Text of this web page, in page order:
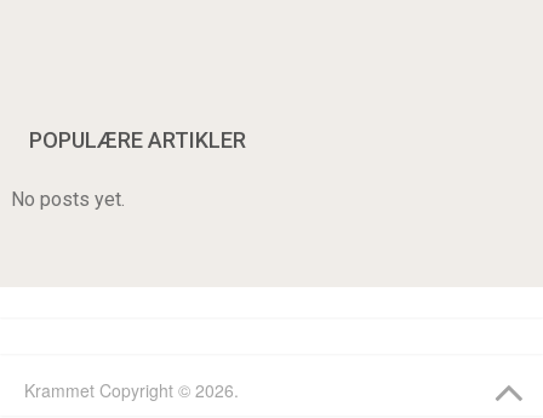
POPULÆRE ARTIKLER
No posts yet.
Krammet Copyright © 2026.